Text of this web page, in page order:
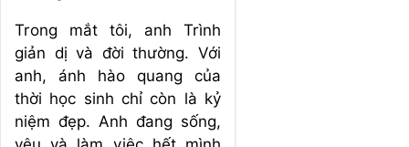
Trong mắt tôi, anh Trình
giản dị và đời thường. Với
anh, ánh hào quang của
thời học sinh chỉ còn là kỷ
niệm đẹp. Anh đang sống,